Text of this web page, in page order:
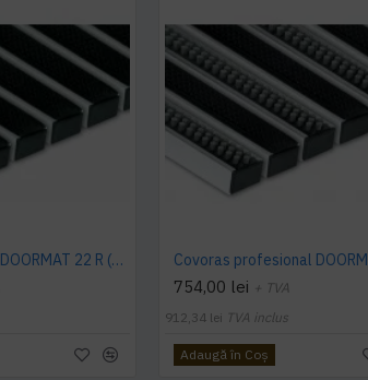
Preș profesional DOORMAT 22 R (cauciuc)
754,00 lei + TVA
912,34 lei TVA inclus
Adaugă în Coş